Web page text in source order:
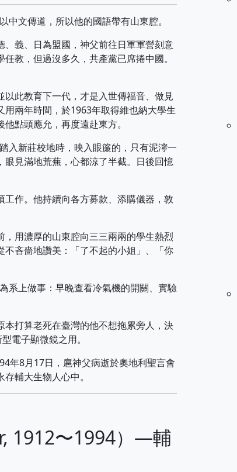
文傳道，所以他的國語帶有山東腔。
義、日為盟國，神父前往日軍軍營刻意
教，但過沒多久，共產黨已席捲中國。
此教育下一代，才是入世傳福音、做見
兩年時間，於1963年取得維也納大學生
點頭應允，再度遠赴東方。
新莊校地時，映入眼簾的，只有泥濘一
見滿地荒蕪，心都涼了半截。日後回憶
作。他持續向各方募款、添購儀器，敦
用濃厚的山東腔向三三兩兩的學生熱烈
吝嗇地讚美：「了不起的小姐」、「你
上做事：早晚查看冷氣機的開關、實驗
打算老死在臺灣的他不想拖累旁人，決
電子顯微鏡之用。
8月17日，扈神父病逝於奧地利聖言會
輔大生物人心中。
1912〜1994）—輔